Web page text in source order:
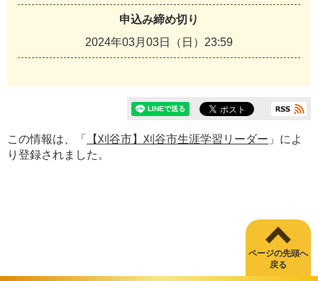
申込み締め切り
2024年03月03日（日）23:59
この情報は、「 【刈谷市】刈谷市生涯学習リーダー 」によ
り登録されました。
ページの先頭へ
戻る